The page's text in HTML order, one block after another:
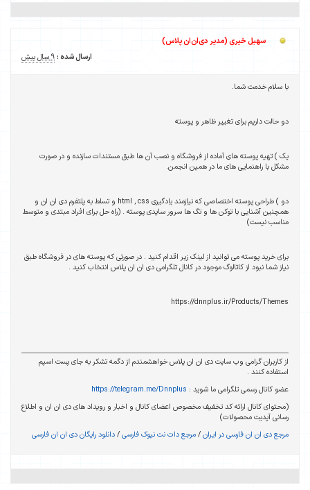
سهیل خیری (مدیر دی‌ان‌ان پلاس)
ارسال شده :9 سال پیش
با سلام خدمت شما.
دو حالت داریم برای تغییر ظاهر و پوسته
یک ) تهیه پوسته های آماده از فروشگاه و نصب آن ها طبق مستندات سازنده و در صورت
مشکل با راهنمایی های ما در همین انجمن.
دو ) طراحی پوسته اختصاصی که نیازمند یادگیری html , css و تسلط به پلتفرم دی ان ان و
همچنین آشنایی با توکن ها و تگ ها سرور سایدی پوسته . (راه حل برای افراد مبتدی و متوسط
مناسب نیست)
برای خرید پوسته می توانید از لینک زیر اقدام کنید . در صورتی که پوسته های در فروشگاه طبق
نیاز شما نبود از کاتالوگ موجود در کانال تلگرامی دی ان ان پلاس انتخاب کنید .
https://dnnplus.ir/Products/Themes
از کاربران گرامی وب سایت دی ان ان پلاس خواهشمندم از دگمه تشکر به جای پست اسپم
استفاده کنند .
عضو کانال رسمی تلگرامی ما شوید : https://telegram.me/Dnnplus
(محتوای کانال ارائه کد تخفیف مخصوص اعضای کانال و اخبار و رویداد های دی ان ان و اطلاع
رسانی آپدیت محصولات)
مرجع دی ان ان فارسی در ایران/مرجع دات نت نیوک فارسی/دانلود رایگان دی ان ان فارسی